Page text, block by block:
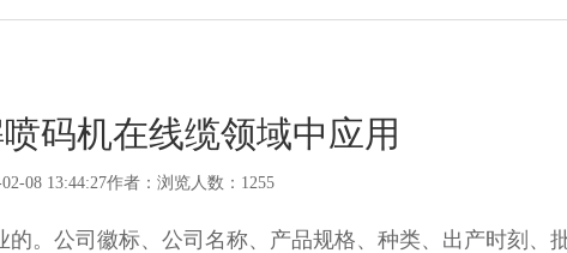
码机在线缆领域中应用
08 13:44:27作者：浏览人数：1255
。公司徽标、公司名称、产品规格、种类、出产时刻、